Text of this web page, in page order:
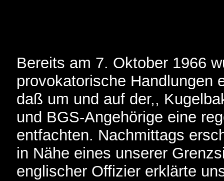
Bereits am 7. Oktober 1966
provokatorische Handlungen
daß um und auf der,,
und BGS-Angehörige eine
entfachten. Nachmittags
in Nähe eines unserer
englischer Offizier erklärte